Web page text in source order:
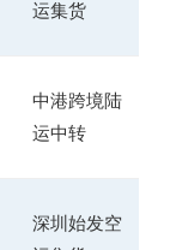
运集货
中港跨境陆
运中转
深圳始发空